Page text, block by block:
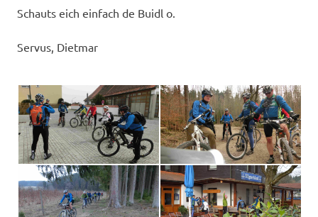
Schauts eich einfach de Buidl o.
Servus, Dietmar